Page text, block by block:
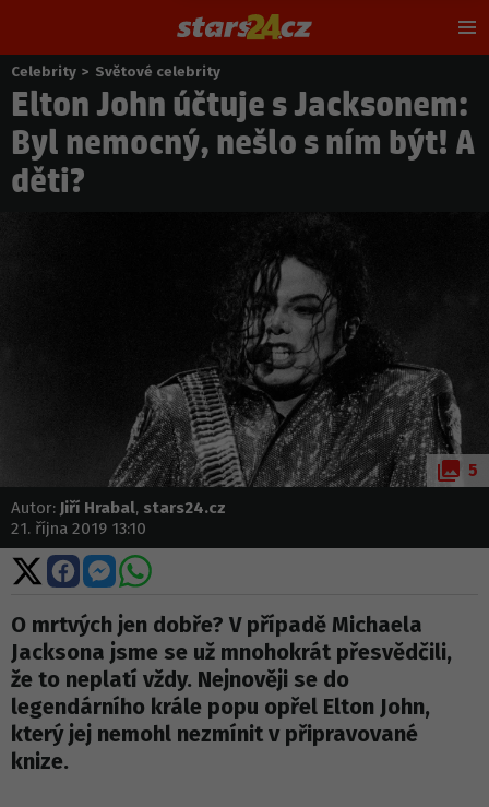
Nacházíte
se
zde:
Celebrity > Světové celebrity
Elton John účtuje s Jacksonem:
Byl nemocný, nešlo s ním být! A
děti?
5
Autor: Jiří Hrabal, stars24.cz
21. října 2019 13:10
Sdílet
na
X
Sdílet
na
Facebooku
Sdílet
na
Messengeru
Sdílet
WhatsApp
O mrtvých jen dobře? V případě Michaela
Jacksona jsme se už mnohokrát přesvědčili,
že to neplatí vždy. Nejnověji se do
legendárního krále popu opřel Elton John,
který jej nemohl nezmínit v připravované
knize.